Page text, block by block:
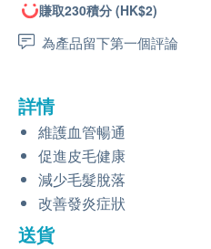
賺取230積分 (HK$2)
為產品留下第一個評論
詳情
維護血管暢通
促進皮毛健康
減少毛髮脫落
改善發炎症狀
送貨